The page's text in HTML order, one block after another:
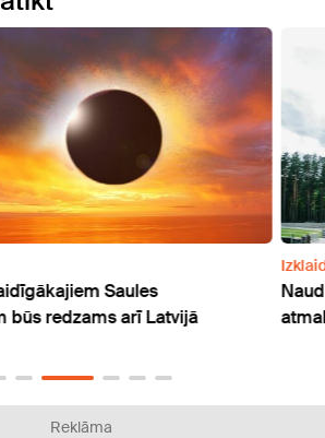
Saules
būs redzams arī Latvijā
Reklāma